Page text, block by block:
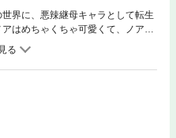
界に、悪辣継母キャラとして転生
はめちゃくちゃ可愛くて、ノアの
しない日々を送っていた。――誘
イザベル。けれど誘拐を企んだ犯
もノアと一緒に保護された赤ちゃ
ことが判明する。落ち着かない
世界を変える異色のファンタジ
版は単行本をもとに編集してい